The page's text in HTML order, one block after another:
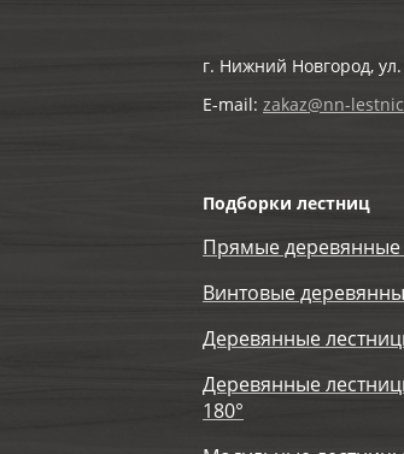
г. Нижний Новгород,
E-mail: zakaz@nn-
Подборки лестниц
Прямые деревянные
Винтовые
Деревянные
Деревянные
180°